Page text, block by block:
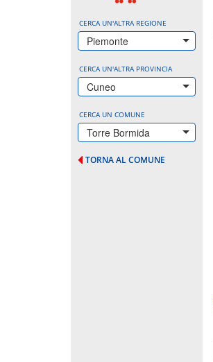
CERCA UN'ALTRA REGIONE
Piemonte
CERCA UN'ALTRA PROVINCIA
Cuneo
CERCA UN COMUNE
Torre Bormida
TORNA AL COMUNE